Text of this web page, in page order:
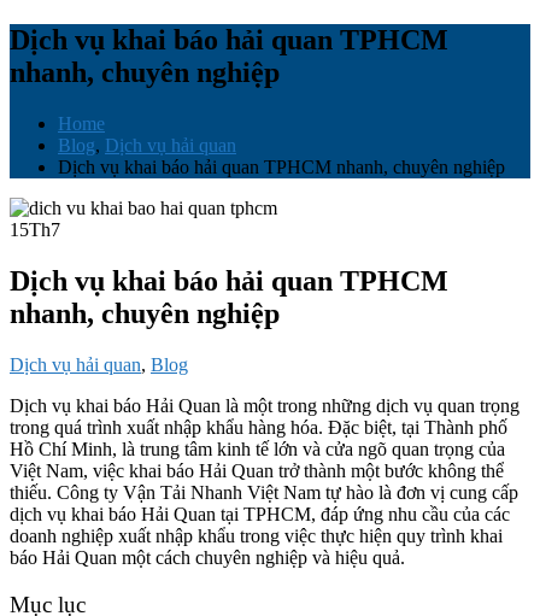
Dịch vụ khai báo hải quan TPHCM
nhanh, chuyên nghiệp
Home
Blog, Dịch vụ hải quan
Dịch vụ khai báo hải quan TPHCM nhanh, chuyên nghiệp
15Th7
Dịch vụ khai báo hải quan TPHCM
nhanh, chuyên nghiệp
Dịch vụ hải quan, Blog
Dịch vụ khai báo Hải Quan là một trong những dịch vụ quan trọng
trong quá trình xuất nhập khẩu hàng hóa. Đặc biệt, tại Thành phố
Hồ Chí Minh, là trung tâm kinh tế lớn và cửa ngõ quan trọng của
Việt Nam, việc khai báo Hải Quan trở thành một bước không thể
thiếu. Công ty Vận Tải Nhanh Việt Nam tự hào là đơn vị cung cấp
dịch vụ khai báo Hải Quan tại TPHCM, đáp ứng nhu cầu của các
doanh nghiệp xuất nhập khẩu trong việc thực hiện quy trình khai
báo Hải Quan một cách chuyên nghiệp và hiệu quả.
Mục lục